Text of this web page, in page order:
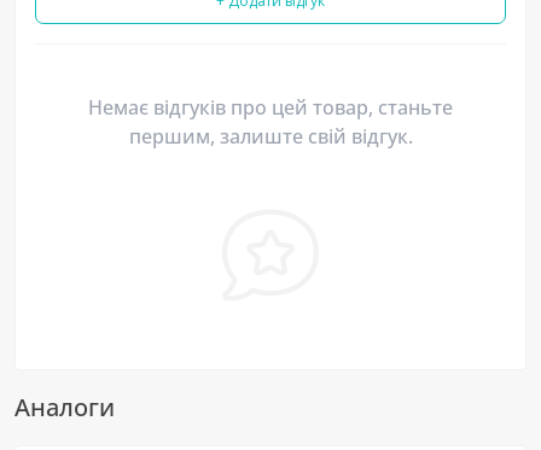
Немає відгуків про цей товар, станьте
першим, залиште свій відгук.
Аналоги